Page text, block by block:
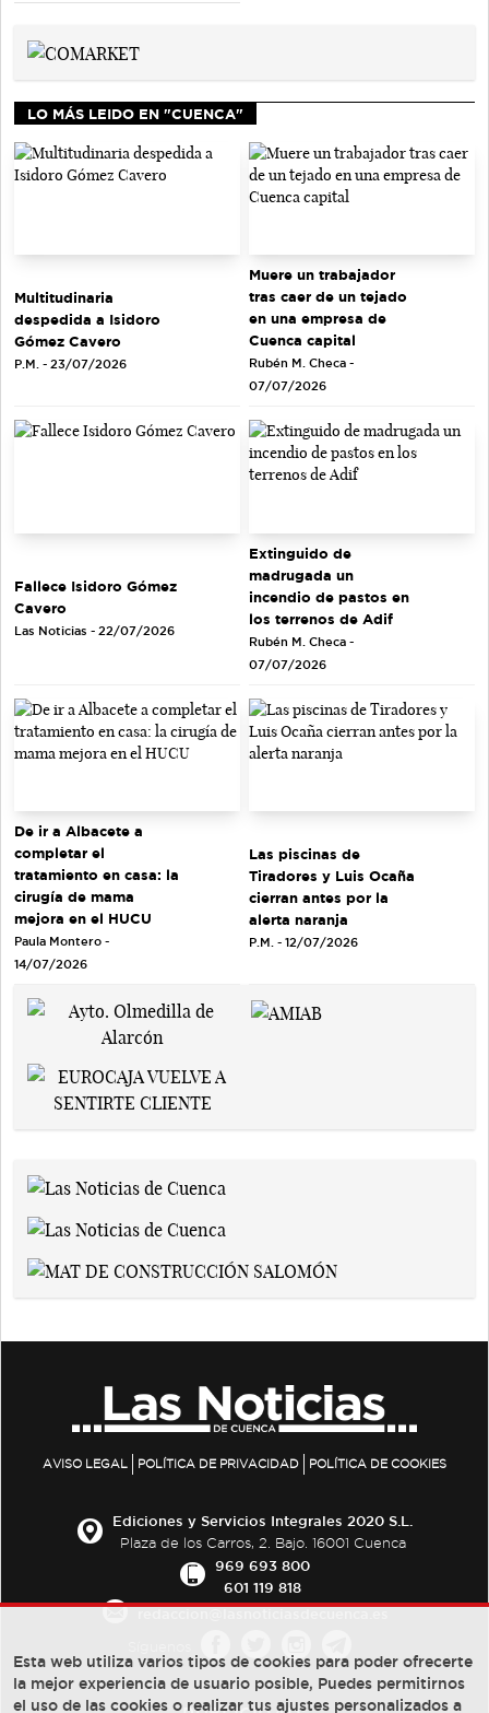
LO MÁS LEIDO EN "CUENCA"
Multitudinaria
despedida a Isidoro
Gómez Cavero
P.M. - 23/07/2026
Muere un trabajador
tras caer de un tejado
en una empresa de
Cuenca capital
Rubén M. Checa -
07/07/2026
Fallece Isidoro Gómez
Cavero
Las Noticias - 22/07/2026
Extinguido de
madrugada un
incendio de pastos en
los terrenos de Adif
Rubén M. Checa -
07/07/2026
De ir a Albacete a
completar el
tratamiento en casa: la
cirugía de mama
mejora en el HUCU
Paula Montero -
14/07/2026
Las piscinas de
Tiradores y Luis Ocaña
cierran antes por la
alerta naranja
P.M. - 12/07/2026
AVISO LEGAL POLÍTICA DE PRIVACIDAD POLÍTICA DE COOKIES
Ediciones y Servicios Integrales 2020 S.L.
Plaza de los Carros, 2. Bajo. 16001 Cuenca
969 693 800
601 119 818
Esta web utiliza varios tipos de cookies para poder ofrecerte
la mejor experiencia de usuario posible, Puedes permitirnos
el uso de las cookies o realizar tus ajustes personalizados a